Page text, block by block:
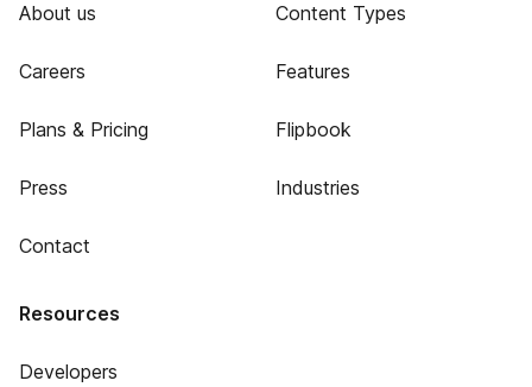
About us
Careers
Plans & Pricing
Press
Contact
Content Types
Features
Flipbook
Industries
Resources
Developers